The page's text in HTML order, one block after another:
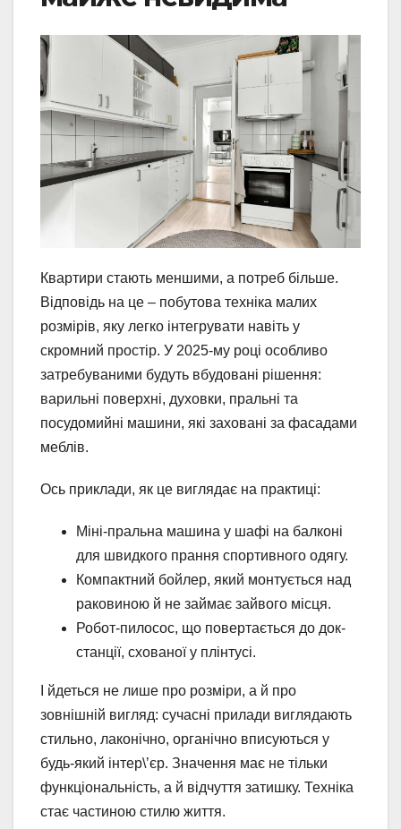
Квартири стають меншими, а потреб більше.
Відповідь на це – побутова техніка малих
розмірів, яку легко інтегрувати навіть у
скромний простір. У 2025-му році особливо
затребуваними будуть вбудовані рішення:
варильні поверхні, духовки, пральні та
посудомийні машини, які заховані за фасадами
меблів.
Ось приклади, як це виглядає на практиці:
Міні-пральна машина у шафі на балконі
для швидкого прання спортивного одягу.
Компактний бойлер, який монтується над
раковиною й не займає зайвого місця.
Робот-пилосос, що повертається до док-
станції, схованої у плінтусі.
І йдеться не лише про розміри, а й про
зовнішній вигляд: сучасні прилади виглядають
стильно, лаконічно, органічно вписуються у
будь-який інтер\’єр. Значення має не тільки
функціональність, а й відчуття затишку. Техніка
стає частиною стилю життя.